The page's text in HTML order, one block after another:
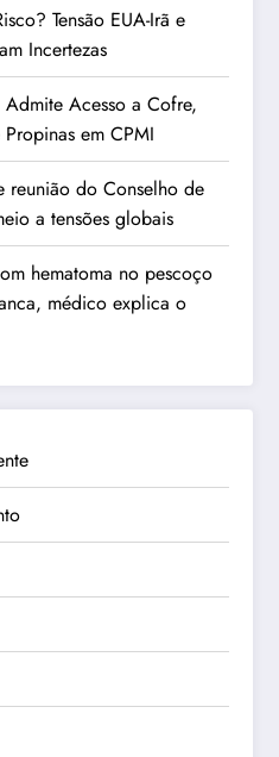
Tensão EUA-Irã e
Incertezas
Admite Acesso a Cofre,
em CPMI
reunião do Conselho de
a tensões globais
hematoma no pescoço
médico explica o